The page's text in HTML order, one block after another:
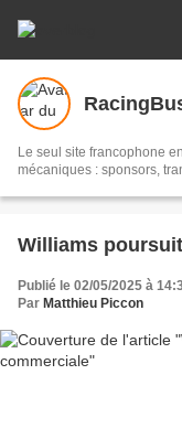
Le seul site francophone
mécaniques : sponsors,
Williams
Publié le 02/05/2025 à
Par Matthieu Piccon